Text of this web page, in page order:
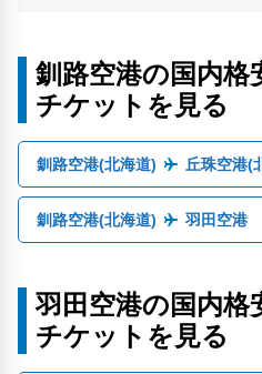
釧路空港の国内格
チケットを見る
釧路空港(北海道) 丘珠空港(
釧路空港(北海道) 羽田空港
羽田空港の国内格
チケットを見る